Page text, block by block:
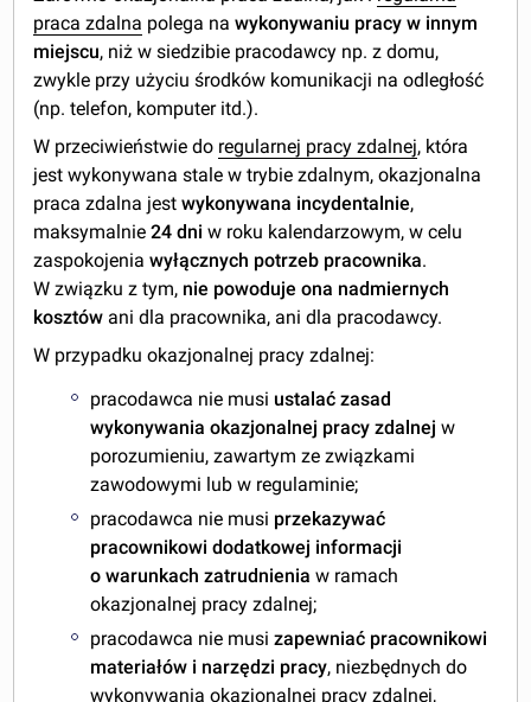
praca zdalna polega nawykonywaniu pracy w innym
miejscu, niż w siedzibie pracodawcy np. z domu,
zwykle przy użyciu środków komunikacji na odległość
(np. telefon, komputer itd.).
W przeciwieństwie do regularnej pracy zdalnej, która
jest wykonywana stale w trybie zdalnym, okazjonalna
praca zdalna jestwykonywana incydentalnie,
maksymalnie24 dni w roku kalendarzowym, w celu
zaspokojeniawyłącznych potrzeb pracownika.
W związku z tym, nie powoduje ona nadmiernych
kosztów ani dla pracownika, ani dla pracodawcy.
W przypadku okazjonalnej pracy zdalnej:
pracodawca nie musi ustalać zasad
wykonywania okazjonalnej pracy zdalnejw
porozumieniu, zawartym ze związkami
zawodowymi lub w regulaminie;
pracodawca nie musi przekazywać
pracownikowi dodatkowej informacji
o warunkach zatrudnienia w ramach
okazjonalnej pracy zdalnej;
pracodawca nie musi zapewniać pracownikowi
materiałów i narzędzi pracy, niezbędnych do
wykonywania okazjonalnej pracy zdalnej,